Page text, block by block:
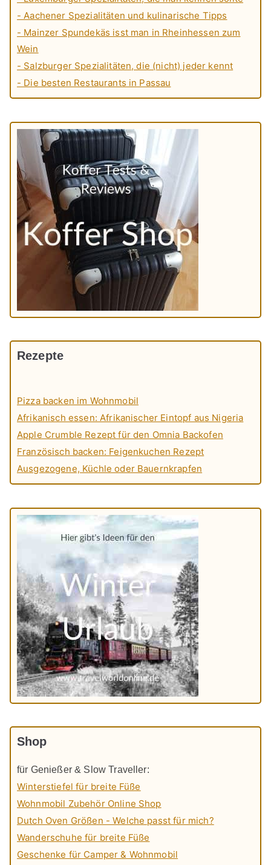
- Aachener Spezialitäten und kulinarische Tipps
- Mainzer Spundekäs isst man in Rheinhessen zum
Wein
- Salzburger Spezialitäten, die (nicht) jeder kennt
- Die besten Restaurants in Passau
Rezepte
Pizza backen im Wohnmobil
Afrikanisch essen: Afrikanischer Eintopf aus Nigeria
Apple Crumble Rezept für den Omnia Backofen
Französisch backen: Feigenkuchen Rezept
Ausgezogene, Küchle oder Bauernkrapfen
Shop
für Genießer & Slow Traveller:
Winterstiefel für breite Füße
Wohnmobil Zubehör Online Shop
Dutch Oven Größen - Welche passt für mich?
Wanderschuhe für breite Füße
Geschenke für Camper & Wohnmobil